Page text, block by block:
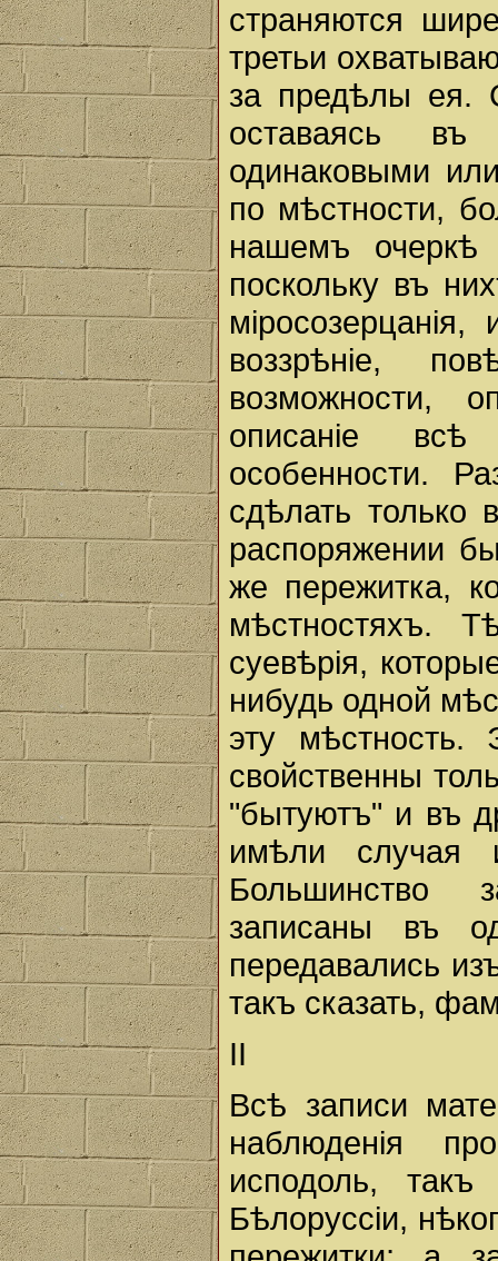
страняются
третьи
за предѣлы ея.
оставаясь
одинаковыми
по мѣстности,
нашемъ очеркѣ
поскольку въ
воззрѣнiе,
возможности,
описанiе всѣ
особенности.
сдѣлать только
распоряжении
же пережитка,
мѣстностяхъ.
суевѣрiя,
нибудь одной
эту мѣстность.
свойственны
"бытуютъ" и въ
имѣли случая
Большинство
записаны въ
передавались
такъ сказать,
II
Всѣ записи
наблюденiя
исподоль,
Бѣлоруссiи,